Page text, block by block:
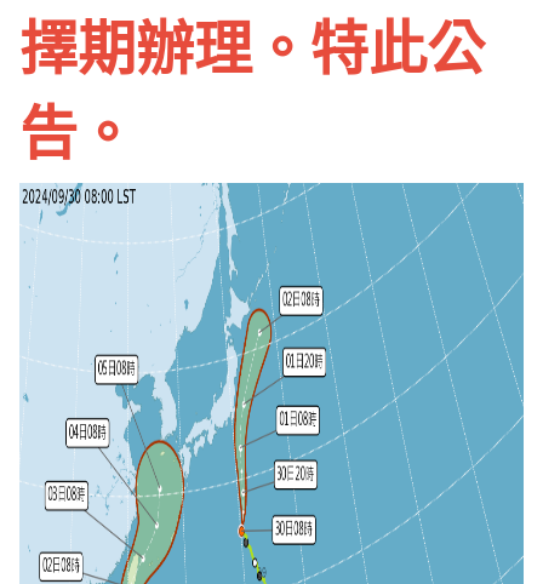
擇期辦理。特此公
告。